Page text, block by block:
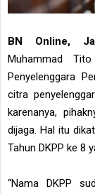
BN Online,
Muhammad
Penyelenggara
citra
karenanya,
dijaga. Hal itu
Tahun DKPP ke 8
“Nama DKPP